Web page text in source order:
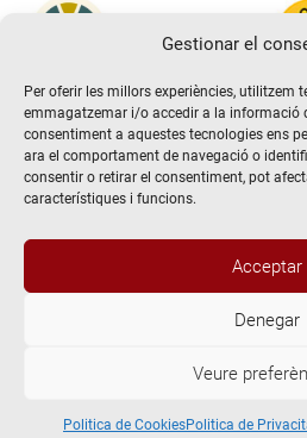
Gestionar el
Per oferir les millors experiències, utilitzem
emmagatzemar i/o accedir a la informació
consentiment a aquestes tecnologies ens
ara el comportament de navegació o
consentir o retirar el consentiment, pot
característiques i funcions.
Acceptar
Denegar
Veure
Politica de CookiesPolitica de
@2026 Escola de teatre El Timbal.
Avís Legal
Politica de